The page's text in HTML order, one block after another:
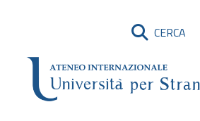
CERCA